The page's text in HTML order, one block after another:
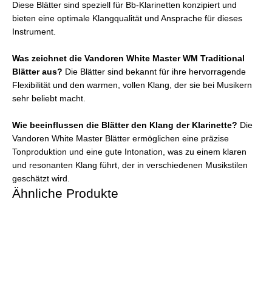
Diese Blätter sind speziell für Bb-Klarinetten konzipiert und
bieten eine optimale Klangqualität und Ansprache für dieses
Instrument.
Was zeichnet die Vandoren White Master WM Traditional
Blätter aus? Die Blätter sind bekannt für ihre hervorragende
Flexibilität und den warmen, vollen Klang, der sie bei Musikern
sehr beliebt macht.
Wie beeinflussen die Blätter den Klang der Klarinette? Die
Vandoren White Master Blätter ermöglichen eine präzise
Tonproduktion und eine gute Intonation, was zu einem klaren
und resonanten Klang führt, der in verschiedenen Musikstilen
geschätzt wird.
Ähnliche Produkte